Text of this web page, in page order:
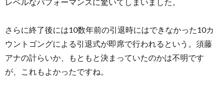
さらに終了後には10数年前の引退時にはできなかった10カ
ウントゴングによる引退式が即席で行われるという。須藤
アナの計らいか、もともと決まっていたのかは不明です
が、これもよかったですね。